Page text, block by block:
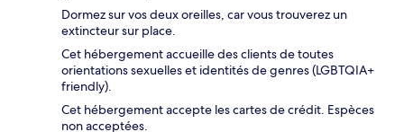
Dormez sur vos deux oreilles, car vous trouverez un
extincteur sur place.
Cet hébergement accueille des clients de toutes
orientations sexuelles et identités de genres (LGBTQIA+
friendly).
Cet hébergement accepte les cartes de crédit. Espèces
non acceptées.